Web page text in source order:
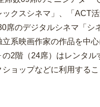
クスシネマ」、「ACT
席のデジタルシネマ「シ
系映画作家の作品を中
2階（24席）はレンタル
ョップなどに利用するこ